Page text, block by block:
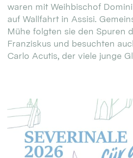
waren mit Weihbischof
auf Wallfahrt in Assisi.
Mühe folgten sie den Spuren
Franziskus und besuchten
Carlo Acutis, der viele junge